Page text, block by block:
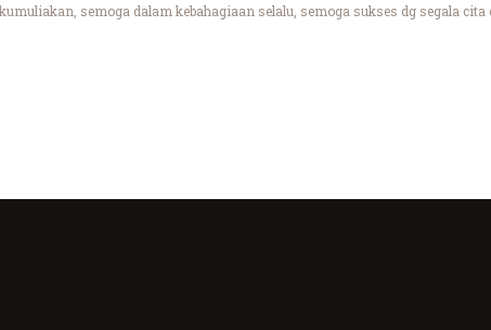
semoga dalam kebahagiaan selalu, semoga sukses dg segala cita